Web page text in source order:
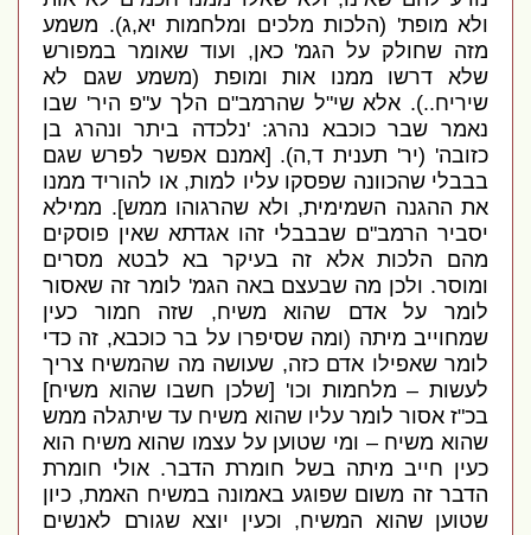
ולא מופת' ( הלכות מלכים ומלחמות יא,ג).משמע
מזה שחולק על הגמ'כאן,ועוד שאומר במפורש
שלא דרשו ממנו אות ומופת(
משמע שגם לא
שיריח..).אלא שי"ל שהרמב"ם הלך ע "פ היר'שבו
נאמר שבר כוכבא נהרג: 'נלכדה ביתר ונהרג בן
כזובה' (יר'תענית ד ה). [אמנם אפשר לפרש שגם
בבבלי שהכוונה שפסקו עליו למות,או להוריד ממנו
את ההגנה השמימית,ולא שהרגוהו ממש].ממילא
יסביר הרמב"ם שבבבלי זהו אגדתא שאין פוסקים
מהם הלכות אלא זה בעיקר בא לבטא מסרים
ומוסר.ולכן מה שבעצם באה הגמ'לומר זה שאסור
לומר על אדם שהוא משיח, שזה חמור כעין
שמחוייב מיתה(ומה שסיפרו על בר כוכבא,זה כדי
לומר שאפילו אדם כזה,שעושה מה שהמשיח צריך
לעשות – מלחמות וכו' [שלכן חשבו שהוא משיח]
בכ"ז אסור לומר עליו שהוא משיח עד שיתגלה ממש
שהוא משיח – ומי שטוען על עצמו שהוא משיח הוא
כעין חייב מיתה בשל חומרת הדבר.אולי חומרת
הדבר זה משום שפוגע באמונה במשיח האמת,כיון
שטוען שהוא המשיח,וכעין יוצא שגורם לאנשים